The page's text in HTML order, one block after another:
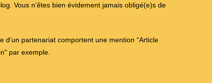
Vous n’êtes bien évidement jamais obligé(e)s de
d’un partenariat comportent une mention “Article
par exemple.